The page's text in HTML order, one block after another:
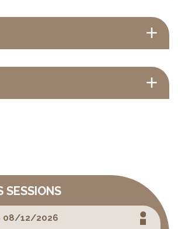
SESSIONS
08/12/2026